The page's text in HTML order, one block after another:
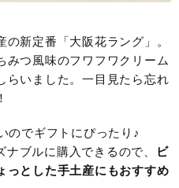
の新定番「大阪花ラング」。
みつ風味のフワフワクリーム
らいました。一目見たら忘れ
のでギフトにぴったり♪
ブルに購入できるので、
ビ
っとした手土産にもおすすめ